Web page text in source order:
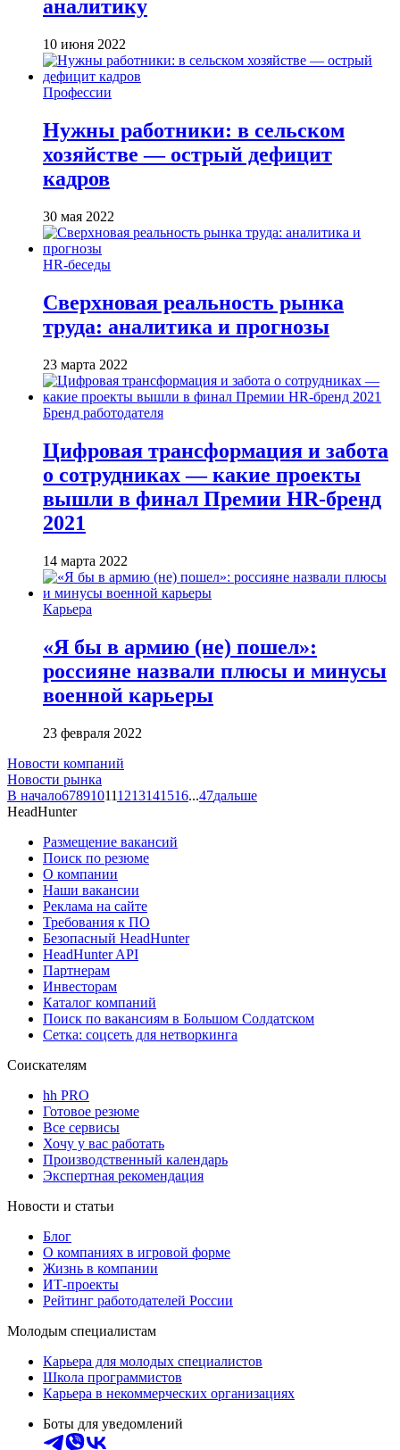
аналитику
10 июня 2022
Профессии
Нужны работники: в сельском
хозяйстве — острый дефицит
кадров
30 мая 2022
HR-беседы
Сверхновая реальность рынка
труда: аналитика и прогнозы
23 марта 2022
Бренд работодателя
Цифровая трансформация и забота
о сотрудниках — какие проекты
вышли в финал Премии HR-бренд
2021
14 марта 2022
Карьера
«Я бы в армию (не) пошел»:
россияне назвали плюсы и минусы
военной карьеры
23 февраля 2022
Новости компаний
Новости рынка
В начало678910111213141516...47дальше
HeadHunter
Размещение вакансий
Поиск по резюме
О компании
Наши вакансии
Реклама на сайте
Требования к ПО
Безопасный HeadHunter
HeadHunter API
Партнерам
Инвесторам
Каталог компаний
Поиск по вакансиям в Большом Солдатском
Сетка: соцсеть для нетворкинга
Соискателям
hh PRO
Готовое резюме
Все сервисы
Хочу у вас работать
Производственный календарь
Экспертная рекомендация
Новости и статьи
Блог
О компаниях в игровой форме
Жизнь в компании
ИТ-проекты
Рейтинг работодателей России
Молодым специалистам
Карьера для молодых специалистов
Школа программистов
Карьера в некоммерческих организациях
Боты для уведомлений